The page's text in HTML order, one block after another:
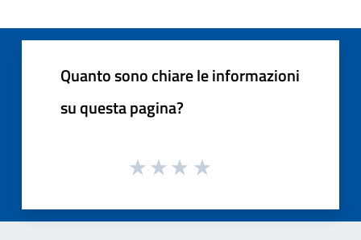
Quanto sono chiare le informazioni
su questa pagina?